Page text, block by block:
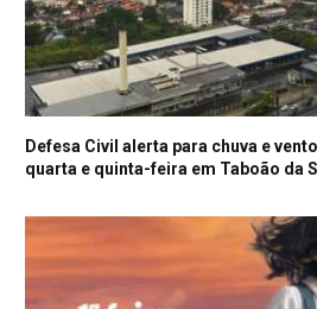
Defesa Civil alerta para chuva e
quarta e quinta-feira em Taboão da